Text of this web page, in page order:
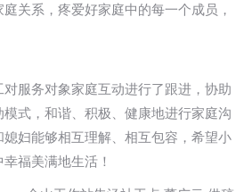
关系，疼爱好家庭中的每一个成员，
服务对象家庭互动进行了跟进，协助
式，和谐、积极、健康地进行家庭沟
妇能够相互理解、相互包容，希望小
福美满地生活！